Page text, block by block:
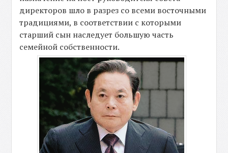
директоров шло в разрез со всеми восточными
традициями, в соответствии с которыми
старший сын наследует большую часть
семейной собственности.